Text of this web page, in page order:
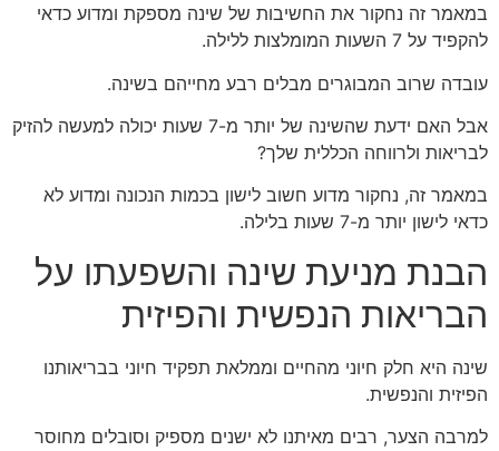
במאמר זה נחקור את החשיבות של שינה מספקת ומדוע כדאי
להקפיד על 7 השעות המומלצות ללילה.
עובדה שרוב המבוגרים מבלים רבע מחייהם בשינה.
אבל האם ידעת שהשינה של יותר מ-7 שעות יכולה למעשה להזיק
לבריאות ולרווחה הכללית שלך?
במאמר זה, נחקור מדוע חשוב לישון בכמות הנכונה ומדוע לא
כדאי לישון יותר מ-7 שעות בלילה.
הבנת מניעת שינה והשפעתו על
הבריאות הנפשית והפיזית
שינה היא חלק חיוני מהחיים וממלאת תפקיד חיוני בבריאותנו
הפיזית והנפשית.
למרבה הצער, רבים מאיתנו לא ישנים מספיק וסובלים מחוסר